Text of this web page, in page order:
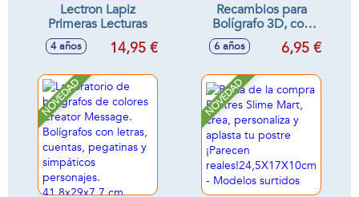
Lectron Lapiz
Primeras Lecturas
4 años 14,95 €
Recambios para
Bolígrafo 3D, con
15 colores
6 años 6,95 €
NOVEDAD NOVEDAD